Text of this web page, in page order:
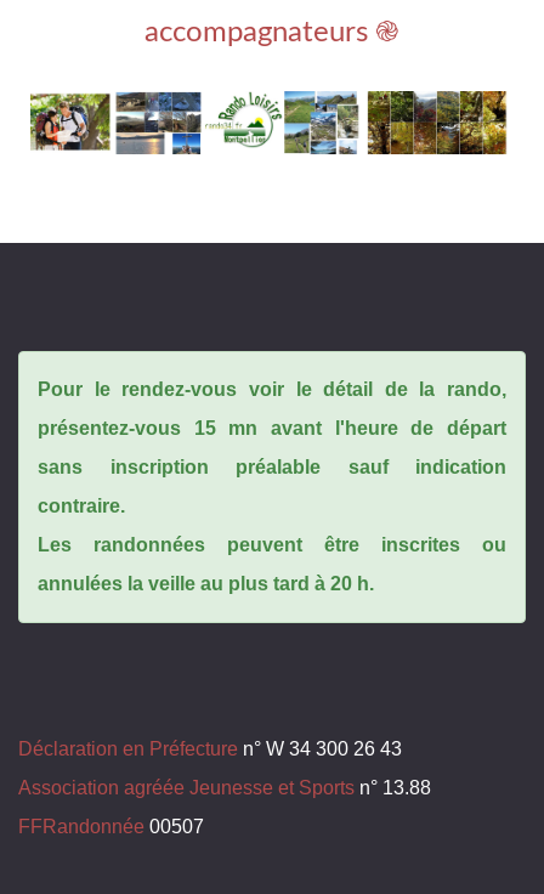
accompagnateurs ֎
Pour le rendez-vous voir le détail de la rando,
présentez-vous 15 mn avant l'heure de départ
sans inscription préalable sauf indication
contraire.
Les randonnées peuvent être inscrites ou
annulées la veille au plus tard à 20 h.
Déclaration en Préfecture n° W 34 300 26 43
Association agréée Jeunesse et Sports n° 13.88
FFRandonnée 00507